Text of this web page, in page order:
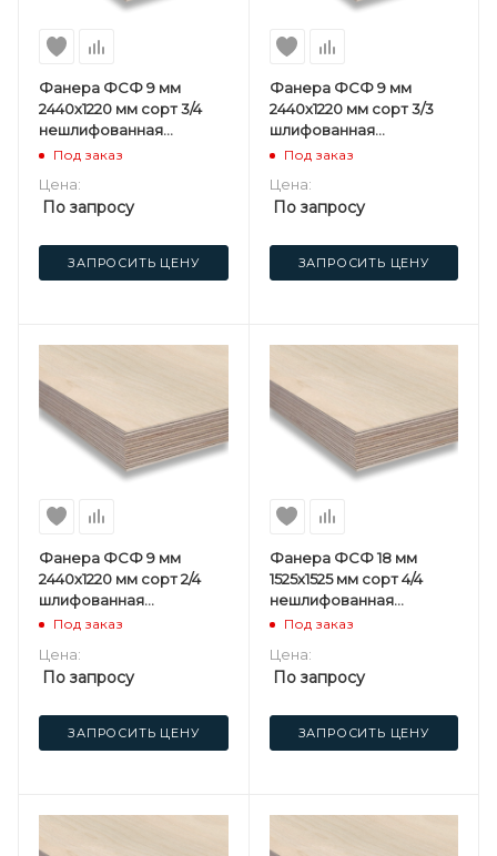
Фанера ФСФ 9 мм
2440х1220 мм сорт 3/4
нешлифованная
березовая
Под заказ
Цена:
По запросу
ЗАПРОСИТЬ ЦЕНУ
Фанера ФСФ 9 мм
2440х1220 мм сорт 3/3
шлифованная
березовая
Под заказ
Цена:
По запросу
ЗАПРОСИТЬ ЦЕНУ
Фанера ФСФ 9 мм
2440х1220 мм сорт 2/4
шлифованная
березовая
Под заказ
Цена:
По запросу
ЗАПРОСИТЬ ЦЕНУ
Фанера ФСФ 18 мм
1525х1525 мм сорт 4/4
нешлифованная
березовая
Под заказ
Цена:
По запросу
ЗАПРОСИТЬ ЦЕНУ